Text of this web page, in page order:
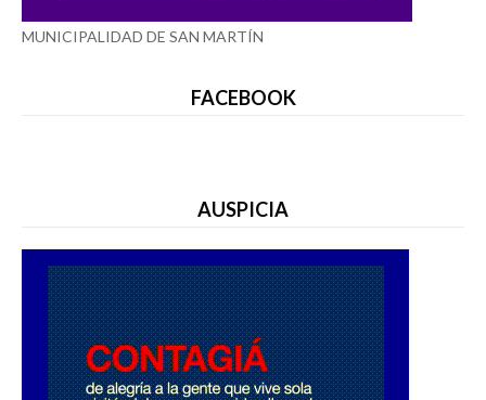
MUNICIPALIDAD DE SAN MARTÍN
FACEBOOK
AUSPICIA